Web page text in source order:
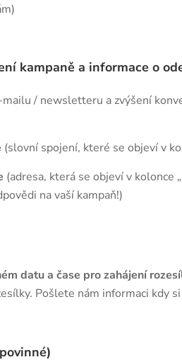
kampaně a informace o
/ newsletteru a zvýšení
(slovní spojení, které se objeví v
(adresa, která se objeví v kolonce
na vaší kampaň!)
datu a čase pro zahájení
Pošlete nám informaci kdy